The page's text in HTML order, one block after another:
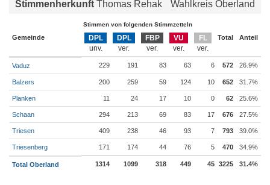
Stimmenherkunft Thomas Rehak Wahlkreis Oberland
Stimmen von folgenden Stimmzetteln
Gemeinde DPL DPL FBP VU FL Total Anteil
Vaduz 229 191 83 63 6 572 26.9%
Balzers 200 259 59 124 10 652 31.7%
Planken 11 24 17 10 0 62 25.6%
Schaan 294 213 69 83 17 676 27.5%
Triesen 409 238 46 93 7 793 39.0%
Triesenberg 171 174 44 76 5 470 34.9%
Total Oberland 1314 1099 318 449 45 3225 31.4%